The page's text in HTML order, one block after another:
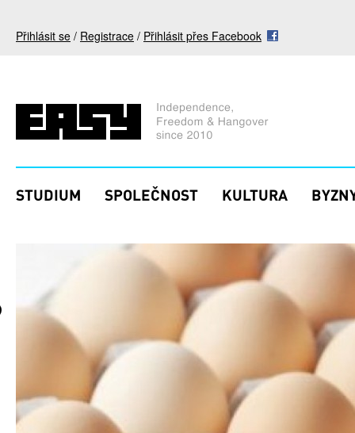
Přihlásit se / Registrace / Přihlásit přes Facebook
STUDIUM SPOLEČNOST KULTURA